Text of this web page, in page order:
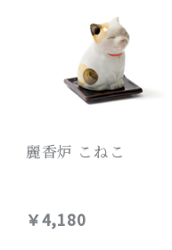
麗香炉 こねこ
￥4,180